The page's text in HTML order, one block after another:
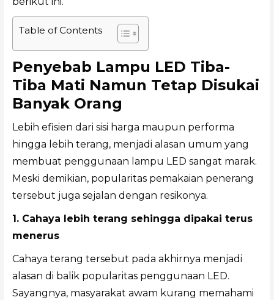
Table of Contents
Penyebab Lampu LED Tiba-
Tiba Mati Namun Tetap Disukai
Banyak Orang
Lebih efisien dari sisi harga maupun performa
hingga lebih terang, menjadi alasan umum yang
membuat penggunaan lampu LED sangat marak.
Meski demikian, popularitas pemakaian penerang
tersebut juga sejalan dengan resikonya.
1. Cahaya lebih terang sehingga dipakai terus
menerus
Cahaya terang tersebut pada akhirnya menjadi
alasan di balik popularitas penggunaan LED.
Sayangnya, masyarakat awam kurang memahami